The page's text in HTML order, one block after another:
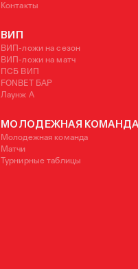
Контакты
ВИП
ВИП-ложи на сезон
ВИП-ложи на матч
ПСБ ВИП
FONBET БАР
Лаунж A
МОЛОДЕЖНАЯ
Молодежная команда
Матчи
Турнирные таблицы